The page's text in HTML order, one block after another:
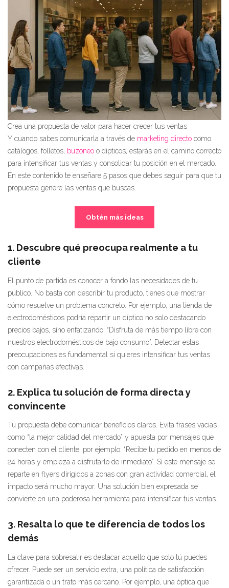
Crea una propuesta de valor para hacer crecer tus ventas
Y cuando sabes comunicarla a través de marketing directo como
catálogos, folletos, buzoneo o dípticos, estarás en el camino correcto
para intensificar tus ventas y consolidar tu posición en el mercado.
En este contenido te enseñare 5 pasos que debes seguir para que tu
propuesta genere las ventas que buscas.
Obtén más ideas
1. Descubre qué preocupa realmente a tu
cliente
El punto de partida es conocer a fondo las necesidades de tu
público. No basta con describir tu producto, tienes que mostrar
cómo resuelve un problema concreto. Por ejemplo, una tienda de
electrodomésticos podría repartir un díptico no solo destacando
precios bajos, sino enfatizando: “Disfruta de más tiempo libre con
nuestros electrodomésticos de bajo consumo”. Detectar estas
preocupaciones es fundamental si quieres intensificar tus ventas
con campañas efectivas.
2. Explica tu solución de forma directa y
convincente
Tu propuesta debe comunicar beneficios claros. Evita frases vacías
como “la mejor calidad del mercado” y apuesta por mensajes que
conecten con el cliente, por ejemplo: “Recibe tu pedido en menos de
24 horas y empieza a disfrutarlo de inmediato”. Si este mensaje se
reparte en flyers dirigidos a zonas con gran actividad comercial, el
impacto será mucho mayor. Una solución bien expresada se
convierte en una poderosa herramienta para intensificar tus ventas.
3. Resalta lo que te diferencia de todos los
demás
La clave para sobresalir es destacar aquello que solo tú puedes
ofrecer. Puede ser un servicio extra, una política de satisfacción
garantizada o un trato más cercano. Por ejemplo, una óptica que